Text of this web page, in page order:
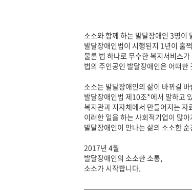
소소와 함께 하는 발달장애인 3명이
발달장애인법이 시행된지 1년이 훌
물론 법 하나로 무수한 복지서비스
법의 주인공인 발달장애인은 어떠한
소소는 발달장애인의 삶이 바뀌길 바
발달장애인법 제10조*에서 말하고
복지관과 지자체에서 만들어지는
이러한 일을 하는 사회적기업이 많
발달장애인이 만나는 삶의 소소한
2017년 4월
발달장애인의 소소한 소통,
소소가 시작합니다.